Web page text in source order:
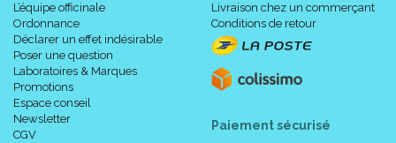
L’équipe officinale
Ordonnance
Déclarer un effet indésirable
Poser une question
Laboratoires & Marques
Promotions
Espace conseil
Newsletter
CGV
Livraison chez un commerçant
Conditions de retour
Paiement sécurisé